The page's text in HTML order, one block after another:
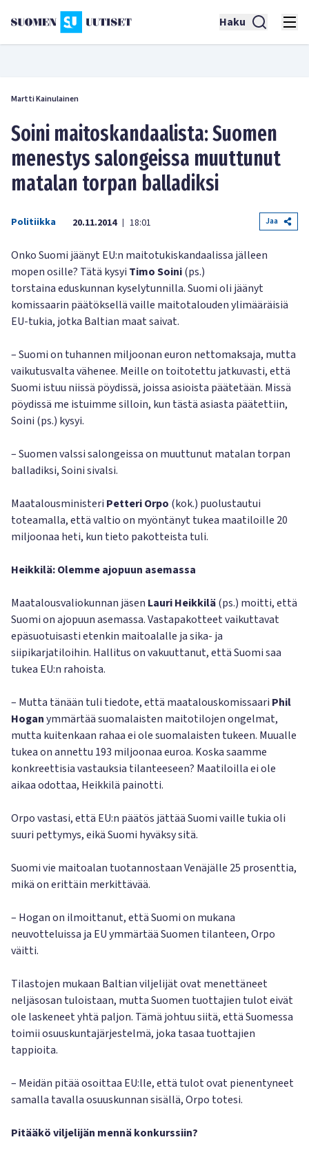
Haku
Martti Kainulainen
Soini maitoskandaalista: Suomen
menestys salongeissa muuttunut
matalan torpan balladiksi
Politiikka 20.11.2014 | 18:01 Jaa
Onko Suomi jäänyt EU:n maitotukiskandaalissa jälleen
mopen osille? Tätä kysyi Timo Soini(ps.)
torstaina eduskunnan kyselytunnilla. Suomi oli jäänyt
komissaarin päätöksellä vaille maitotalouden ylimääräisiä
EU-tukia, jotka Baltian maat saivat.
– Suomi on tuhannen miljoonan euron nettomaksaja, mutta
vaikutusvalta vähenee. Meille on toitotettu jatkuvasti, että
Suomi istuu niissä pöydissä, joissa asioista päätetään. Missä
pöydissä me istuimme silloin, kun tästä asiasta päätettiin,
Soini (ps.) kysyi.
– Suomen valssi salongeissa on muuttunut matalan torpan
balladiksi, Soini sivalsi.
Maatalousministeri Petteri Orpo (kok.) puolustautui
toteamalla, että valtio on myöntänyt tukea maatiloille 20
miljoonaa heti, kun tieto pakotteista tuli.
Heikkilä: Olemme ajopuun asemassa
Maatalousvaliokunnan jäsen Lauri Heikkilä(ps.) moitti, että
Suomi on ajopuun asemassa. Vastapakotteet vaikuttavat
epäsuotuisasti etenkin maitoalalle ja sika- ja
siipikarjatiloihin. Hallitus on vakuuttanut, että Suomi saa
tukea EU:n rahoista.
– Mutta tänään tuli tiedote, että maatalouskomissaari Phil
Hoganymmärtää suomalaisten maitotilojen ongelmat,
mutta kuitenkaan rahaa ei ole suomalaisten tukeen. Muualle
tukea on annettu 193 miljoonaa euroa. Koska saamme
konkreettisia vastauksia tilanteeseen? Maatiloilla ei ole
aikaa odottaa, Heikkilä painotti.
Orpo vastasi, että EU:n päätös jättää Suomi vaille tukia oli
suuri pettymys, eikä Suomi hyväksy sitä.
Suomi vie maitoalan tuotannostaan Venäjälle 25 prosenttia,
mikä on erittäin merkittävää.
– Hogan on ilmoittanut, että Suomi on mukana
neuvotteluissa ja EU ymmärtää Suomen tilanteen, Orpo
väitti.
Tilastojen mukaan Baltian viljelijät ovat menettäneet
neljäsosan tuloistaan, mutta Suomen tuottajien tulot eivät
ole laskeneet yhtä paljon. Tämä johtuu siitä, että Suomessa
toimii osuuskuntajärjestelmä, joka tasaa tuottajien
tappioita.
– Meidän pitää osoittaa EU:lle, että tulot ovat pienentyneet
samalla tavalla osuuskunnan sisällä, Orpo totesi.
Pitääkö viljelijän mennä konkurssiin?